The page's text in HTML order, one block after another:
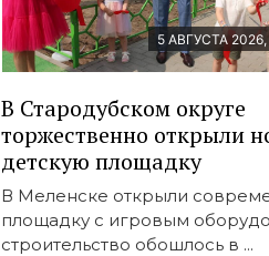
5 АВГУСТА 2026,
В Стародубском округе
торжественно открыли
детскую площадку
В Меленске открыли
площадку с игровым
строительство обошлось в ...